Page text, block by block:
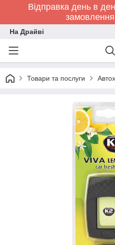
Відправка день в
На Драйві
Товари та послуги